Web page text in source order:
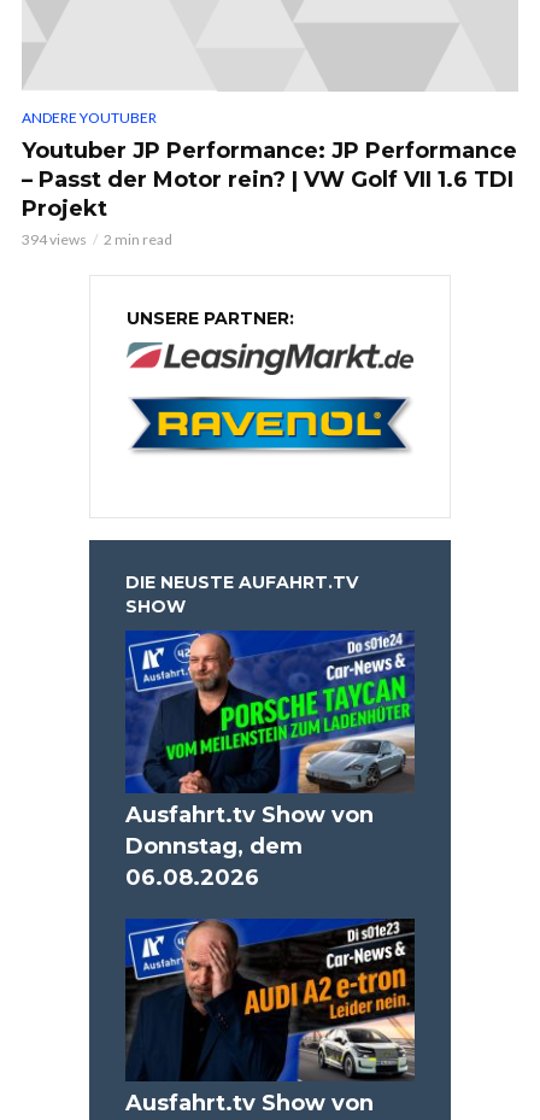
ANDERE YOUTUBER
Youtuber JP Performance: JP Performance
– Passt der Motor rein? | VW Golf VII 1.6 TDI
Projekt
394 views 2 min read
UNSERE PARTNER:
DIE NEUSTE AUFAHRT.TV
SHOW
Ausfahrt.tv Show von
Donnstag, dem
06.08.2026
Ausfahrt.tv Show von